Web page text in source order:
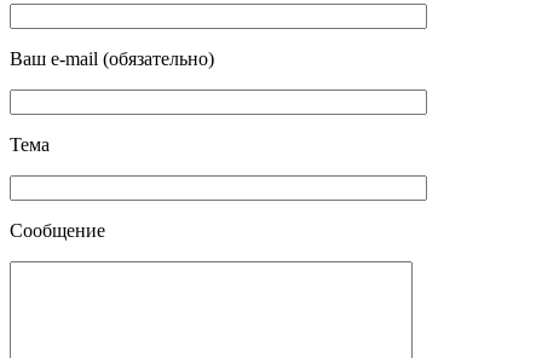
Ваш e-mail (обязательно)
Тема
Сообщение